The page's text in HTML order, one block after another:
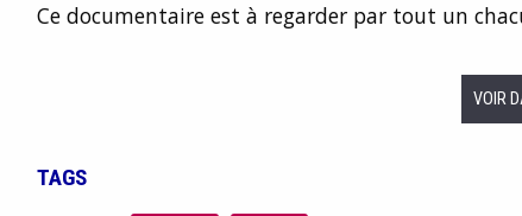
Ce documentaire est à regarder par tout un
VOIR
TAGS